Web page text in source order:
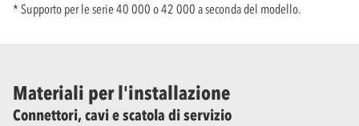
* Supporto per le serie 40 000 o 42 000 a seconda del modello.
Materiali per l'installazione
Connettori, cavi e scatola di servizio